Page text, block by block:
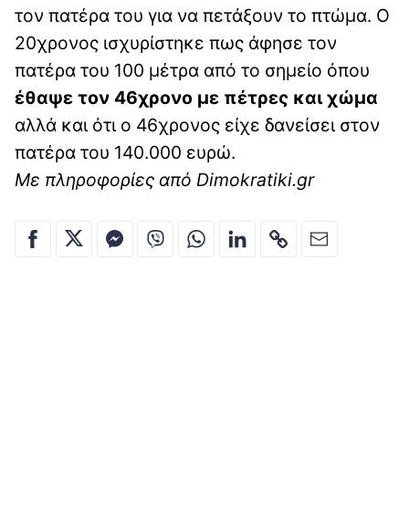
τον πατέρα του για να πετάξουν το πτώμα. Ο
20χρονος ισχυρίστηκε πως άφησε τον
πατέρα του 100 μέτρα από το σημείο όπου
έθαψε τον 46χρονο με πέτρες και χώμα
αλλά και ότι ο 46χρονος είχε δανείσει στον
πατέρα του 140.000 ευρώ.
Με πληροφορίες από Dimokratiki.gr